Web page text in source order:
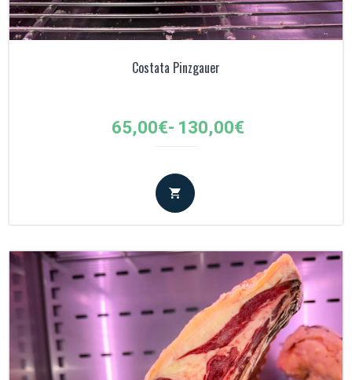
Costata Pinzgauer
65,00€- 130,00€
Fascia
prezzo:
da
65,00€
130,00€